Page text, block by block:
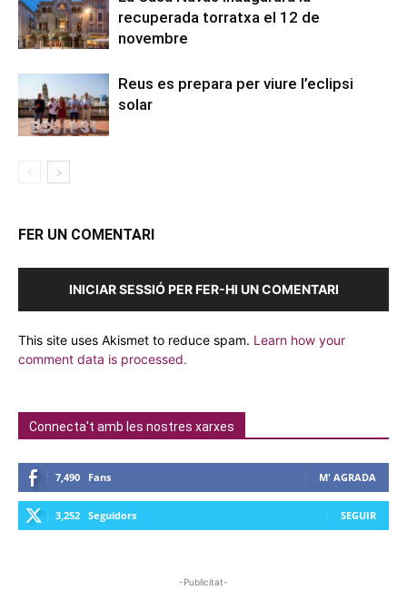
recuperada torratxa el 12 de
novembre
Reus es prepara per viure l’eclipsi
solar
FER UN COMENTARI
INICIAR SESSIÓ PER FER-HI UN COMENTARI
This site uses Akismet to reduce spam. Learn how your
comment data is processed.
Connecta't amb les nostres xarxes
7,490 Fans M' AGRADA
3,252 Seguidors SEGUIR
-Publicitat-